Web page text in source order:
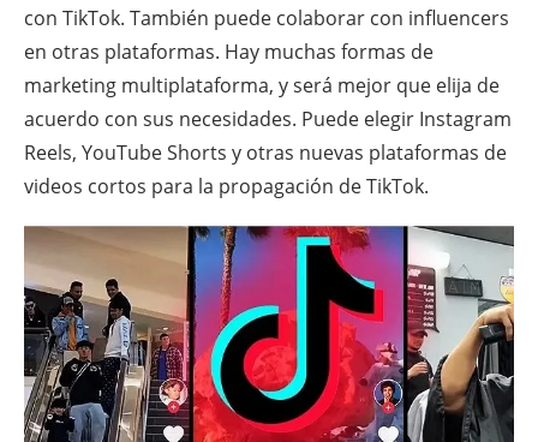
con TikTok. También puede colaborar con influencers
en otras plataformas. Hay muchas formas de
marketing multiplataforma, y será mejor que elija de
acuerdo con sus necesidades. Puede elegir Instagram
Reels, YouTube Shorts y otras nuevas plataformas de
videos cortos para la propagación de TikTok.